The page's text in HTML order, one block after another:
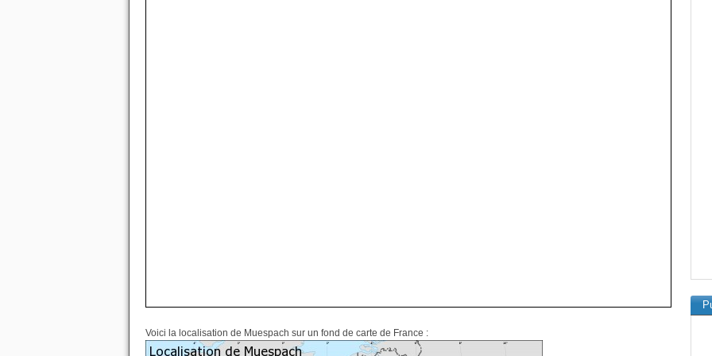
Voici la localisation de Muespach sur un fond de carte de France :